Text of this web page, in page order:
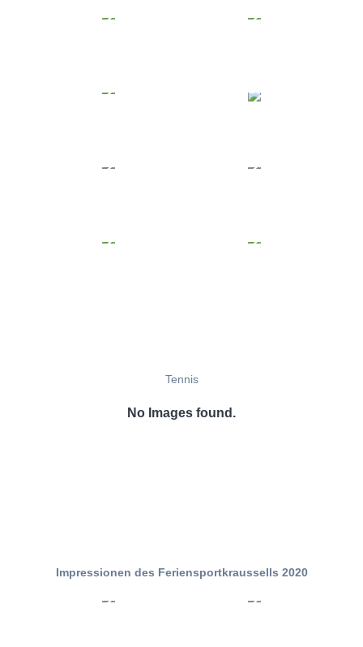
Tennis
No Images found.
Impressionen des Feriensportkraussells 2020